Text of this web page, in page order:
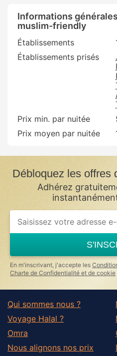
Informations
muslim-friendly
Établissements
Établissements prisés
Prix min. par nuitée
Prix moyen par nuitée
Débloquez les offres
Adhérez
En m'inscrivant, j'accepte les
Charte de Confidentialité et de cookie
Qui sommes nous ?
Voyage Halal ?
Omra
Nous alignons nos prix